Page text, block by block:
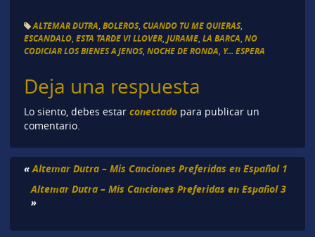
ALTEMAR DUTRA, BOLEROS, CUANDO TU ME QUIERAS,
ESCANDALO, ESTA TARDE VI LLOVER, JURAME, LA BARCA, NO
CODICIAR LOS BIENES AJENOS, NOCHE DE RONDA, Y... ESPERA
Deja una respuesta
Lo siento, debes estar conectadopara publicar un
comentario.
«Altemar Dutra – Mis Canciones Preferidas en Español 1
Altemar Dutra – Mis Canciones Preferidas en Español 3
»